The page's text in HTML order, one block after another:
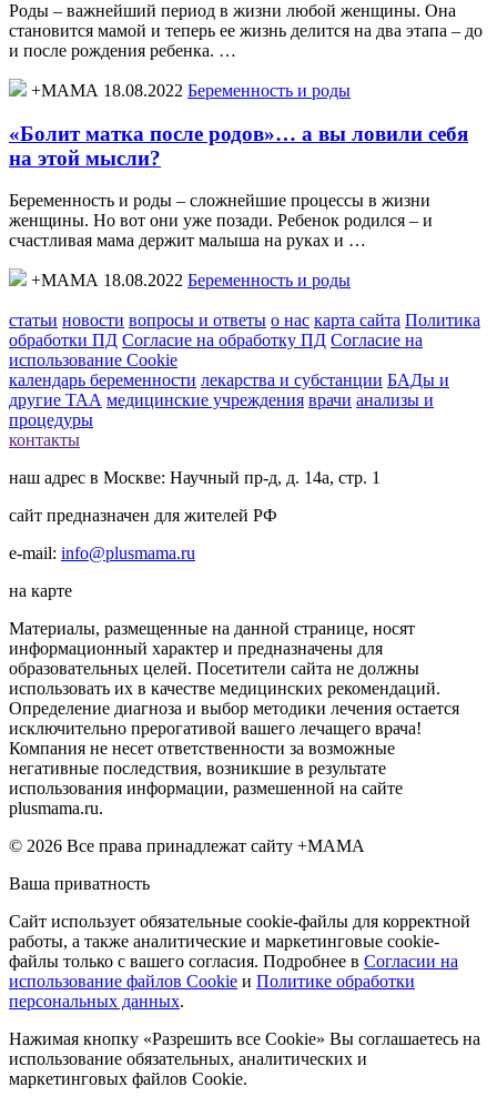
Роды – важнейший период в жизни любой женщины. Она
становится мамой и теперь ее жизнь делится на два этапа – до
и после рождения ребенка. …
+МАМА 18.08.2022 Беременность и роды
«Болит матка после родов»… а вы ловили себя
на этой мысли?
Беременность и роды – сложнейшие процессы в жизни
женщины. Но вот они уже позади. Ребенок родился – и
счастливая мама держит малыша на руках и …
+МАМА 18.08.2022 Беременность и роды
статьи новости вопросы и ответы о нас карта сайта Политика
обработки ПД Согласие на обработку ПД Согласие на
использование Cookie
календарь беременности лекарства и субстанции БАДы и
другие ТАА медицинские учреждения врачи анализы и
процедуры
контакты
наш адрес в Москве: Научный пр-д, д. 14а, стр. 1
сайт предназначен для жителей РФ
e-mail: info@plusmama.ru
на карте
Материалы, размещенные на данной странице, носят
информационный характер и предназначены для
образовательных целей. Посетители сайта не должны
использовать их в качестве медицинских рекомендаций.
Определение диагноза и выбор методики лечения остается
исключительно прерогативой вашего лечащего врача!
Компания не несет ответственности за возможные
негативные последствия, возникшие в результате
использования информации, размешенной на сайте
plusmama.ru.
© 2026 Все права принадлежат сайту +МАМА
Ваша приватность
Сайт использует обязательные cookie-файлы для корректной
работы, а также аналитические и маркетинговые cookie-
файлы только с вашего согласия. Подробнее в Согласии на
использование файлов Cookie и Политике обработки
персональных данных.
Нажимая кнопку «Разрешить все Cookie» Вы соглашаетесь на
использование обязательных, аналитических и
маркетинговых файлов Cookie.